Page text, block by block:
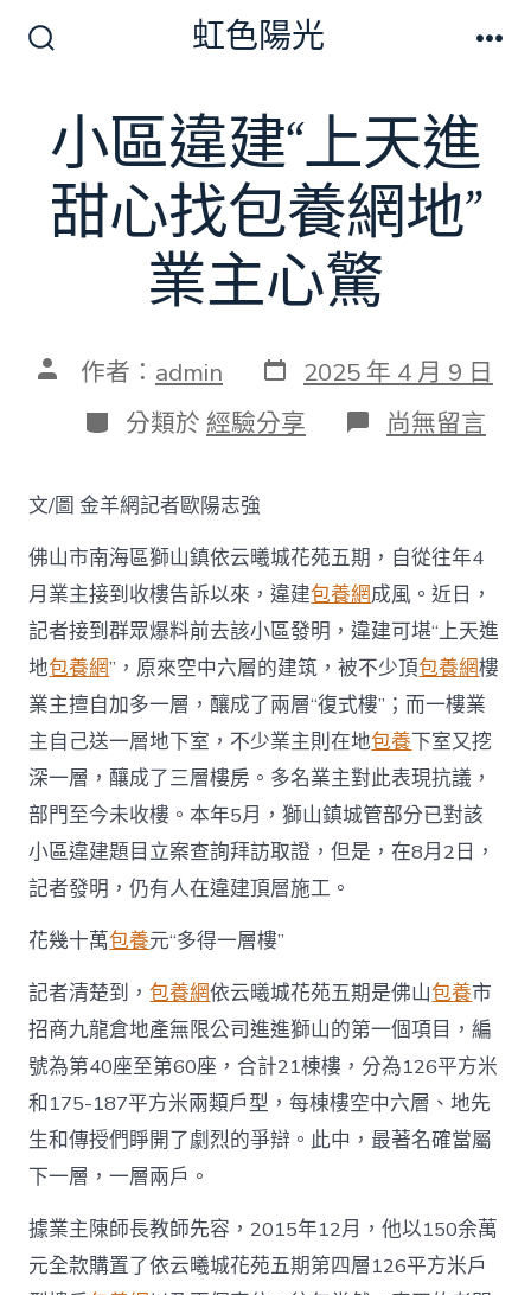
換
開
關
虹色陽光
小區違建“上天進
甜心找包養網地”
業主心驚
文 作者： admin 發
表
日
期
2025 年 4 月 9 日
分
類
分類於 經驗分享 在
〈小
“上
天
進
甜
心
找
包
養
網
地”
業
主
心
驚〉
尚無留言
文/圖 金羊網記者歐陽志強
佛山市南海區獅山鎮依云曦城花苑五期，自從往年4
月業主接到收樓告訴以來，違建包養網成風。近日，
記者接到群眾爆料前去該小區發明，違建可堪“上天進
地包養網”，原來空中六層的建筑，被不少頂包養網樓
業主擅自加多一層，釀成了兩層“復式樓”；而一樓業
主自己送一層地下室，不少業主則在地包養下室又挖
深一層，釀成了三層樓房。多名業主對此表現抗議，
部門至今未收樓。本年5月，獅山鎮城管部分已對該
小區違建題目立案查詢拜訪取證，但是，在8月2日，
記者發明，仍有人在違建頂層施工。
花幾十萬包養元“多得一層樓”
記者清楚到，包養網依云曦城花苑五期是佛山包養市
招商九龍倉地產無限公司進進獅山的第一個項目，編
號為第40座至第60座，合計21棟樓，分為126平方米
和175-187平方米兩類戶型，每棟樓空中六層、地先
生和傳授們睜開了劇烈的爭辯。此中，最著名確當屬
下一層，一層兩戶。
據業主陳師長教師先容，2015年12月，他以150余萬
元全款購置了依云曦城花苑五期第四層126平方米戶